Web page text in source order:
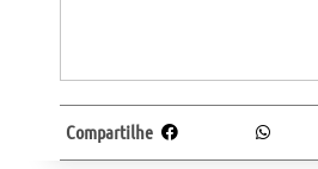
Compartilhe